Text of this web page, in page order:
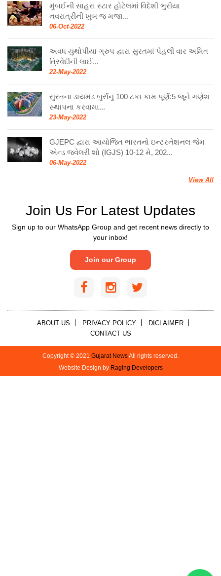
મુંબઈની સાહરા સ્ટાર હોટેલમાં વિદેશી ભુરીયા
નવરાત્રીની ખુબ જ મજા...
06-Oct-2022
અવધ યુથોપીયા ગ્રુપ દ્વારા સુરતમાં પેહલી વાર અમિત
ત્રિવેદીની લાઈ...
22-May-2022
સુરતના ડાયમંડ બુર્સનું 100 ટકા કામ પૂર્ણ:5 જૂને ગણેશ
સ્થાપના કરવામા...
23-May-2022
GJEPC દ્વારા આયોજિત ભારતનો ઇન્ટરનેશનલ જેમ
એન્ડ જ્વેલરી શો (IGJS) 10-12 મે, 202...
06-May-2022
View All
Join Us For Latest Updates
Sign up to our WhatsApp Group and get recent news directly to
your inbox!
Join our Group
ABOUT US PRIVACY POLICY
DICLAIMER
CONTACT US
Copyright © 2021 Gujarat NewsAll rights reserved.
Website Design by Raging Developers